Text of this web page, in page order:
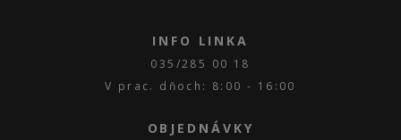
INFO LINKA
035/285 00 18
V prac. dňoch: 8:00 - 16:00
OBJEDNÁVKY